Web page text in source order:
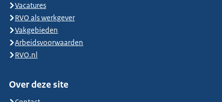
Vacatures
RVO als werkgever
Vakgebieden
Arbeidsvoorwaarden
RVO.nl
Over deze site